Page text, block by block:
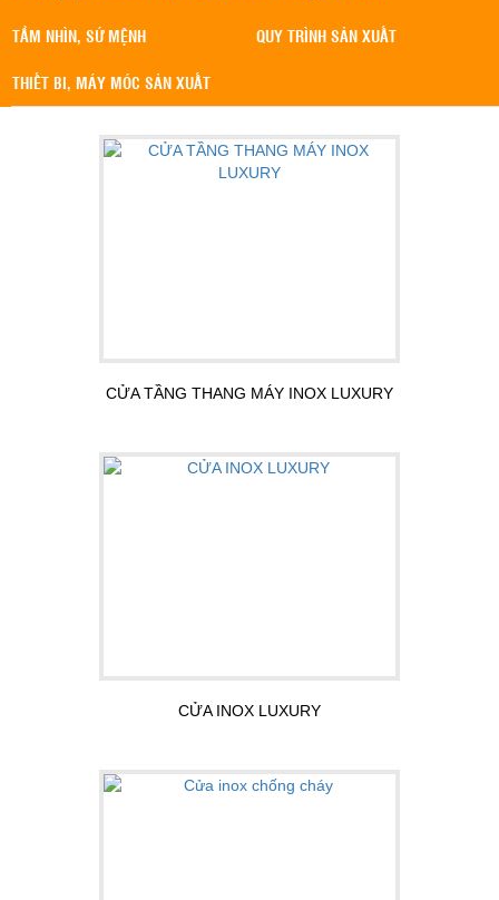
TẦM NHÌN, SỨ MỆNH QUY TRÌNH SẢN XUẤT
THIẾT BI, MÁY MÓC SẢN XUẤT
CỬA TẦNG THANG MÁY INOX LUXURY
CỬA INOX LUXURY